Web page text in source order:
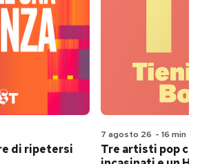
di ripetersi
7 agosto 26 - 16 min
Tre artisti pop